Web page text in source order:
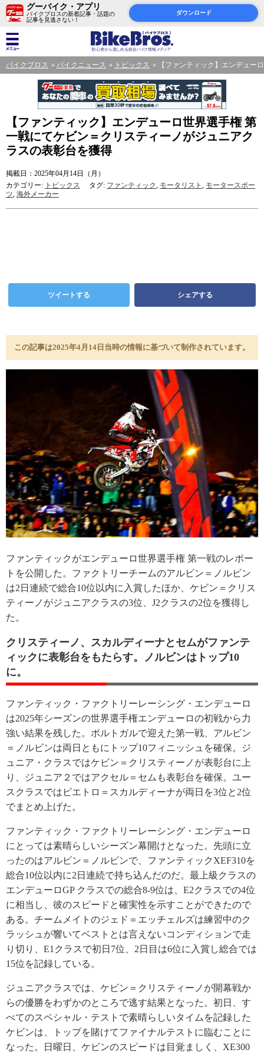
グーバイク・アプリ
バイクブロスの新着記事・話題の
記事を見逃さない！
ダウンロード
バイクブロス バイクニュース トピックス 【ファンティック】エンデュー
【ファンティック】エンデューロ世界選手権 第
一戦にてケビン＝クリスティーノがジュニアク
ラスの表彰台を獲得
掲載日：2025年04月14日（月）
カテゴリー: トピックス タグ: ファンティック, モータリスト , モータースポー
ツ, 海外メーカー
ツイートする シェアする
この記事は2025年4月14日当時の情報に基づいて制作されています。
ファンティックがエンデューロ世界選手権 第一戦のレポー
トを公開した。ファクトリーチームのアルビン＝ノルビン
は2日連続で総合10位以内に入賞したほか、ケビン＝クリス
ティーノがジュニアクラスの3位、J2クラスの2位を獲得し
た。
クリスティーノ、スカルディーナとセムがファンテ
ィックに表彰台をもたらす。ノルビンはトップ10
に。
ファンティック・ファクトリーレーシング・エンデューロ
は2025年シーズンの世界選手権エンデューロの初戦から力
強い結果を残した。ポルトガルで迎えた第一戦、アルビン
＝ノルビンは両日ともにトップ10フィニッシュを確保。ジ
ュニア・クラスではケビン＝クリスティーノが表彰台に上
り、ジュニア２ではアクセル＝セムも表彰台を確保。ユー
スクラスではピエトロ＝スカルディーナが両日を3位と2位
でまとめ上げた。
ファンティック・ファクトリーレーシング・エンデューロ
にとっては素晴らしいシーズン幕開けとなった。先頭に立
ったのはアルビン＝ノルビンで、ファンティックXEF310を
総合10位以内に2日連続で持ち込んだのだ。最上級クラスの
エンデューロGP クラスでの総合8-9位は、E2クラスでの4位
に相当し、彼のスピードと確実性を示すことができたので
ある。チームメイトのジェド＝エッチェルズは練習中のク
ラッシュが響いてベストとは言えないコンディションで走
り切り、E1クラスで初日7位、2日目は6位に入賞し総合では
15位を記録している。
ジュニアクラスでは、ケビン＝クリスティーノが開幕戦か
らの優勝をわずかのところで逃す結果となった。初日、す
べてのスペシャル・テストで素晴らしいタイムを記録した
ケビンは、トップを賭けてファイナルテストに臨むことに
なった。日曜日、ケビンのスピードは目覚ましく、XE300